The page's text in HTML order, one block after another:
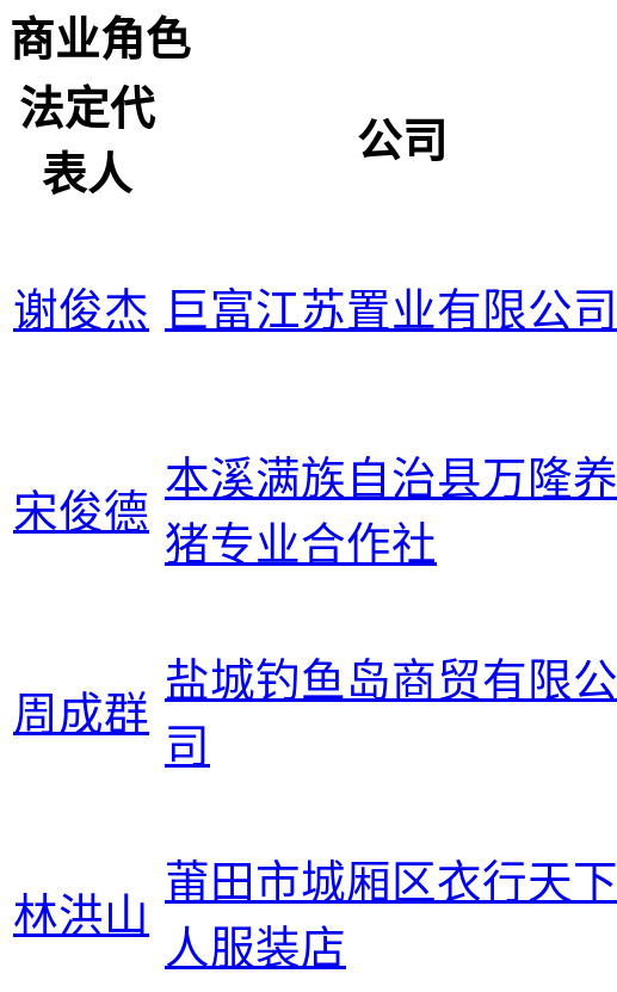
商业角色
法定代
表人
公司
谢俊杰 巨富江苏置业有限公司
宋俊德
本溪满族自治县万隆养
猪专业合作社
周成群
盐城钓鱼岛商贸有限公
司
林洪山
莆田市城厢区衣行天下
人服装店